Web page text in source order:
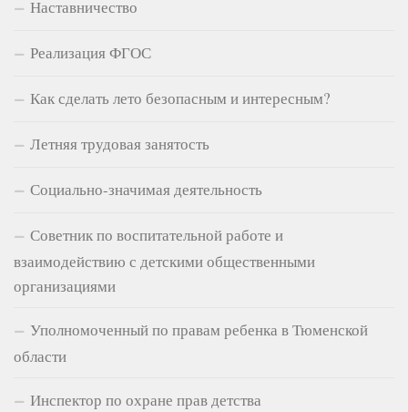
Наставничество
Реализация ФГОС
Как сделать лето безопасным и интересным?
Летняя трудовая занятость
Социально-значимая деятельность
Советник по воспитательной работе и
взаимодействию с детскими общественными
организациями
Уполномоченный по правам ребенка в Тюменской
области
Инспектор по охране прав детства